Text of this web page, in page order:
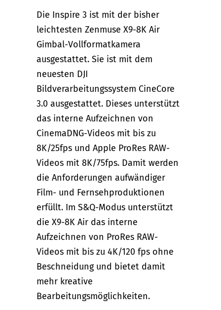
Die Inspire 3 ist mit der bisher
leichtesten Zenmuse X9-8K Air
Gimbal-Vollformatkamera
ausgestattet. Sie ist mit dem
neuesten DJI
Bildverarbeitungssystem CineCore
3.0 ausgestattet. Dieses unterstützt
das interne Aufzeichnen von
CinemaDNG-Videos mit bis zu
8K/25fps und Apple ProRes RAW-
Videos mit 8K/75fps. Damit werden
die Anforderungen aufwändiger
Film- und Fernsehproduktionen
erfüllt. Im S&Q-Modus unterstützt
die X9-8K Air das interne
Aufzeichnen von ProRes RAW-
Videos mit bis zu 4K/120 fps ohne
Beschneidung und bietet damit
mehr kreative
Bearbeitungsmöglichkeiten.